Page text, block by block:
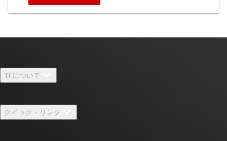
TI について
採用情報
クイック・リンク